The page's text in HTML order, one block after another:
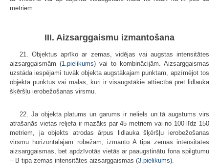
metriem.
III. Aizsarggaismu izmantošana
21. Objektus aprīko ar zemas, vidējas vai augstas intensitātes
aizsarggaismām (1.pielikums) vai to kombinācijām. Aizsarggaismas
uzstāda iespējami tuvāk objekta augstākajam punktam, apzīmējot tos
objekta punktus vai malas, kuri ir visaugstākie attiecībā pret lidlauka
šķēršļu ierobežošanas virsmu.
22. Ja objekta platums un garums ir neliels un tā augstums virs
atrašanās vietas reljefa ir mazāks par 45 metriem vai no 100 līdz 150
metriem, ja objekts atrodas ārpus lidlauka šķēršļu ierobežošanas
virsmu horizontālajām robežām, izmanto A tipa zemas intensitātes
aizsarggaismas, bet apdzīvotās vietās ar paaugstinātu fona spilgtumu
– B tipa zemas intensitātes aizsarggaismas (3.pielikums).